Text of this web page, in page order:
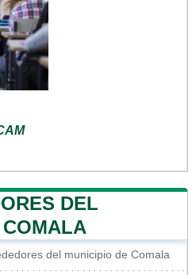
DEL
del municipio de Comala